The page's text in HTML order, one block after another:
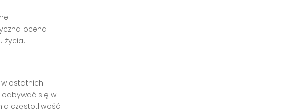
i
ocena
życia.
w ostatnich
się w
częstotliwość